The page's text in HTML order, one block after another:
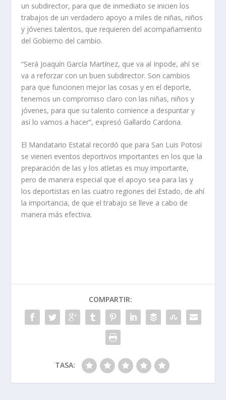
un subdirector, para que de inmediato se inicien los
trabajos de un verdadero apoyo a miles de niñas, niños
y jóvenes talentos, que requieren del acompañamiento
del Gobierno del cambio.
“Será Joaquín García Martínez, que va al Inpode, ahí se
va a reforzar con un buen subdirector. Son cambios
para que funcionen mejor las cosas y en el deporte,
tenemos un compromiso claro con las niñas, niños y
jóvenes, para que su talento comience a despuntar y
así lo vamos a hacer”, expresó Gallardo Cardona.
El Mandatario Estatal recordó que para San Luis Potosí
se vienen eventos deportivos importantes en los que la
preparación de las y los atletas es muy importante,
pero de manera especial que el apoyo sea para las y
los deportistas en las cuatro regiones del Estado, de ahí
la importancia, de que el trabajo se lleve a cabo de
manera más efectiva.
COMPARTIR:
TASA: